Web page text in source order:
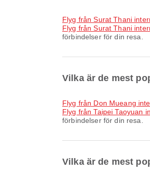
Flyg från Surat Thani
Flyg från Surat Thani
förbindelser för din resa.
Vilka är de mest
Flyg från Don Mueang
Flyg från Taipei Taoyuan
förbindelser för din resa.
Vilka är de mest